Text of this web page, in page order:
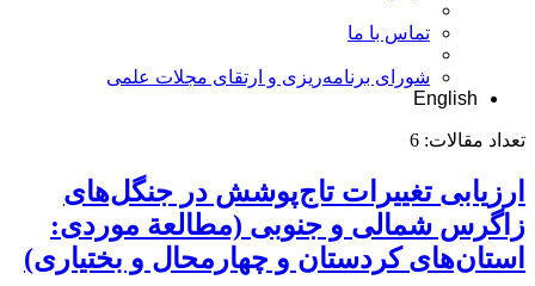
تماس با ما
شورای برنامه‌ریزی و ارتقای مجلات علمی
English
تعداد مقالات: 6
ارزیابی تغییرات تاج‌پوشش در جنگل‌های
زاگرس شمالی و جنوبی (مطالعة موردی:
استان‌های کردستان و چهارمحال و بختیاری)